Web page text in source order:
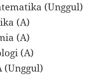
(Unggul)
(A)
(A)
(A)
(Unggul)